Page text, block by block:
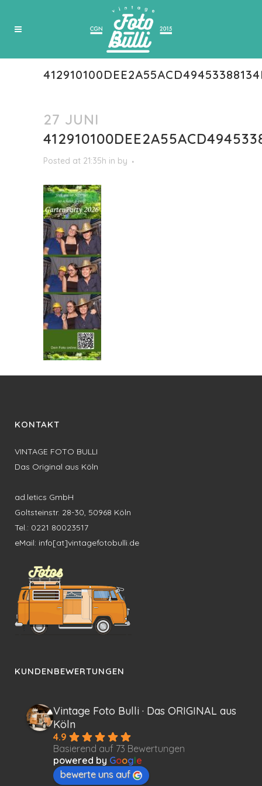
27 JUNI
Posted at 21:35h in by
KONTAKT
VINTAGE FOTO BULLI
Das Original aus Köln
ad.letics GmbH
Goltsteinstr. 28-30, 50968 Köln
Tel.: 0221 80023517
eMail: info[at]vintagefotobulli.de
KUNDENBEWERTUNGEN
Vintage Foto Bulli · Das ORIGINAL aus
Köln
4.9
Basierend auf 73 Bewertungen
powered by Google
bewerte uns auf